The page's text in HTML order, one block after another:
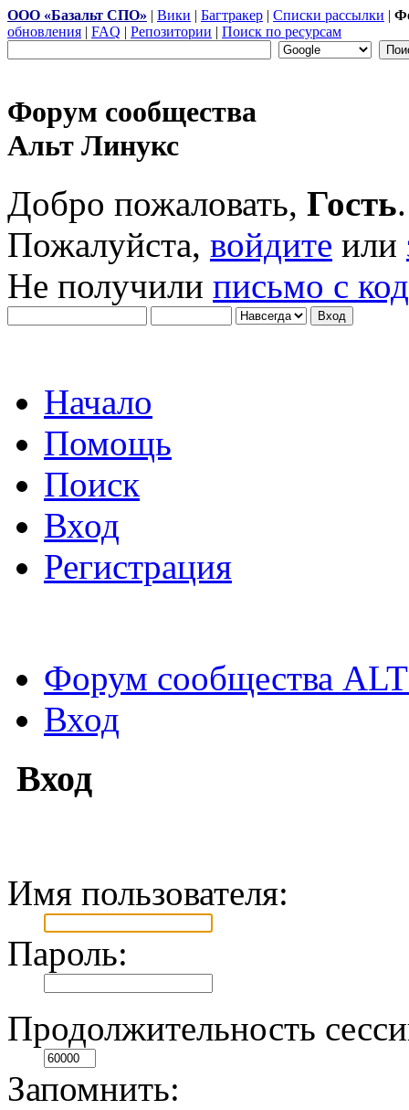
ООО «Базальт СПО» | Вики | Багтракер | Списки рассылки |
обновления | FAQ | Репозитории | Поиск по ресурсам
Форум сообщества
Альт Линукс
Добро пожаловать, Гость.
Пожалуйста, войдите или
Не получили письмо с
Начало
Помощь
Поиск
Вход
Регистрация
Форум сообщества
Вход
Вход
Имя пользователя:
Пароль:
Продолжительность
Запомнить: